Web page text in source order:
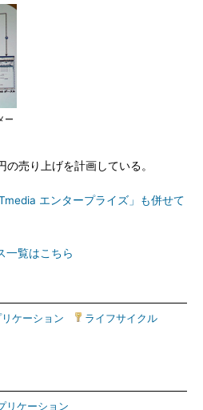
ー
売り上げを計画している。
エンタープライズ」も併せて
一覧はこちら
ケーション ライフサイクル
リケーション